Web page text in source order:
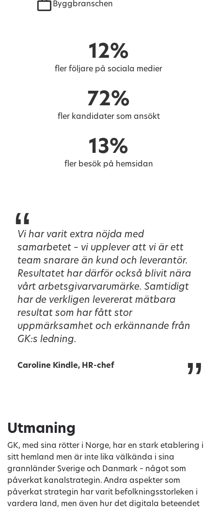
Byggbranschen
12%
fler följare på sociala medier
72%
fler kandidater som ansökt
13%
fler besök på hemsidan
“
Vi har varit extra nöjda med
samarbetet – vi upplever att vi är ett
team snarare än kund och leverantör.
Resultatet har därför också blivit nära
vårt arbetsgivarvarumärke. Samtidigt
har de verkligen levererat mätbara
resultat som har fått stor
uppmärksamhet och erkännande från
GK:s ledning.
Caroline Kindle, HR-chef ”
Utmaning
GK, med sina rötter i Norge, har en stark etablering i
sitt hemland men är inte lika välkända i sina
grannländer Sverige och Danmark – något som
påverkat kanalstrategin. Andra aspekter som
påverkat strategin har varit befolkningsstorleken i
vardera land, men även hur det digitala beteendet